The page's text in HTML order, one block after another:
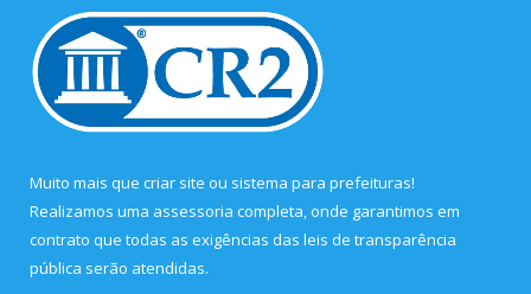
Muito mais que criar site ou sistema para prefeituras!
Realizamos uma assessoria completa, onde garantimos em
contrato que todas as exigências das leis de transparência
pública serão atendidas.